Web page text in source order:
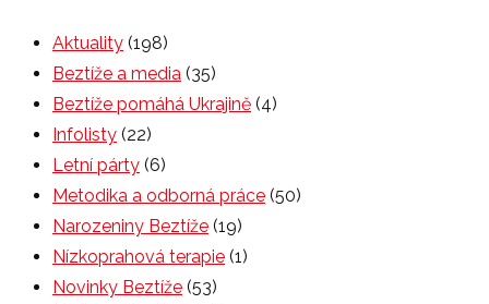
Aktuality (198)
Beztíže a media (35)
Beztíže pomáhá Ukrajině (4)
Infolisty (22)
Letní párty (6)
Metodika a odborná práce (50)
Narozeniny Beztíže (19)
Nízkoprahová terapie (1)
Novinky Beztíže (53)